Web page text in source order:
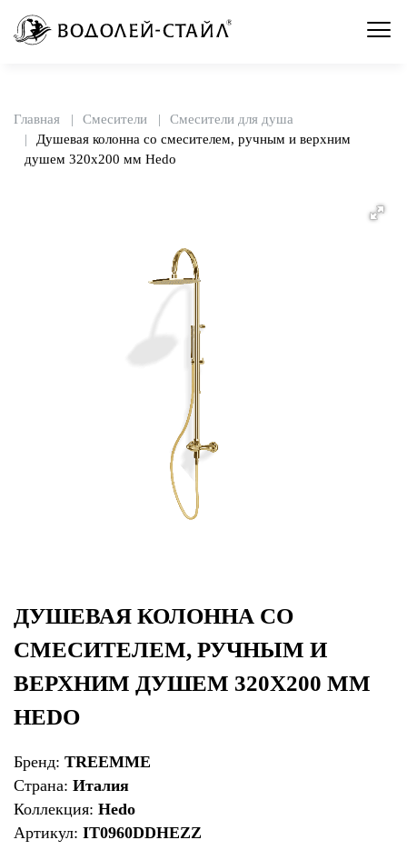
Главная Смесители
Смесители для душа
Душевая колонна со смесителем, ручным и верхним
душем 320х200 мм Hedo
ДУШЕВАЯ КОЛОННА СО
СМЕСИТЕЛЕМ, РУЧНЫМ И
ВЕРХНИМ ДУШЕМ 320Х200 ММ
HEDO
Бренд: TREEMME
Страна: Италия
Коллекция: Hedo
Артикул: IT0960DDHEZZ